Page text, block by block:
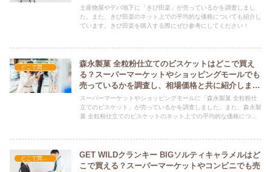
土産物屋やデパ地下に「きび田楽」が売っているかを調査しまし
た。また、きび田楽のネット上での平均的な価格についても紹介し
ています。きび田楽を購入する際にぜひ参考にしてください！
森永製菓 全粒粉仕立てのビスケットはどこで買え
る？スーパーマーケットやショッピングモールでも
売っているかを調査し、相場価格と共に紹介しま
す。
スーパーマーケットやショッピングモールに「森永製菓 全粒粉仕
立てのビスケット」が売っているかを調査しました。また、森永製
菓 全粒粉仕立てのビスケットのネット上での平均的な価格につい
GET WILDクランキー BIGソルティキャラメルはど
こで買える？スーパーマーケットやコンビニでも売